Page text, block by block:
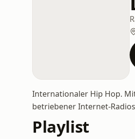
Internationaler Hip Hop.
betriebener Internet-
Playlist